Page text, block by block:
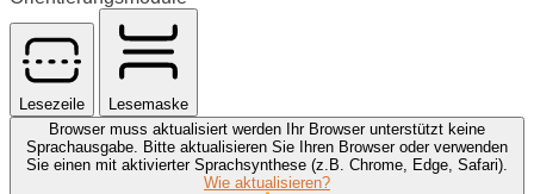
Lesezeile
Lesemaske
Browser muss aktualisiert werden
Ihr Browser unterstützt keine
Sprachausgabe. Bitte aktualisieren Sie Ihren Browser oder verwenden
Sie einen mit aktivierter Sprachsynthese (z.B. Chrome, Edge, Safari).
Wie aktualisieren?